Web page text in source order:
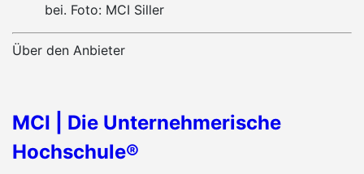
bei. Foto: MCI Siller
Über den Anbieter
MCI | Die Unternehmerische
Hochschule®